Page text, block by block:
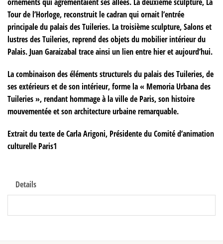
Tour de l’Horloge, reconstruit le cadran qui ornait l’entrée
principale du palais des Tuileries. La troisième sculpture, Salons et
lustres des Tuileries, reprend des objets du mobilier intérieur du
Palais. Juan Garaizabal trace ainsi un lien entre hier et aujourd’hui.
La combinaison des éléments structurels du palais des Tuileries, de
ses extérieurs et de son intérieur, forme la « Memoria Urbana des
Tuileries », rendant hommage à la ville de Paris, son histoire
mouvementée et son architecture urbaine remarquable.
Extrait du texte de Carla Arigoni, Présidente du Comité d’animation
culturelle Paris1
Details